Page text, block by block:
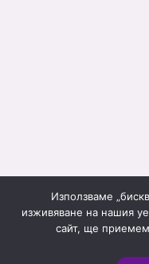
Използваме
изживяване на нашия
сайт, ще